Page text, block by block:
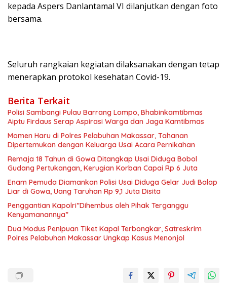
kepada Aspers Danlantamal VI dilanjutkan dengan foto
bersama.
Seluruh rangkaian kegiatan dilaksanakan dengan tetap
menerapkan protokol kesehatan Covid-19.
Berita Terkait
Polisi Sambangi Pulau Barrang Lompo, Bhabinkamtibmas
Aiptu Firdaus Serap Aspirasi Warga dan Jaga Kamtibmas
Momen Haru di Polres Pelabuhan Makassar, Tahanan
Dipertemukan dengan Keluarga Usai Acara Pernikahan
Remaja 18 Tahun di Gowa Ditangkap Usai Diduga Bobol
Gudang Pertukangan, Kerugian Korban Capai Rp 6 Juta
Enam Pemuda Diamankan Polisi Usai Diduga Gelar Judi Balap
Liar di Gowa, Uang Taruhan Rp 9,1 Juta Disita
Penggantian Kapolri”Dihembus oleh Pihak Terganggu
Kenyamanannya”
Dua Modus Penipuan Tiket Kapal Terbongkar, Satreskrim
Polres Pelabuhan Makassar Ungkap Kasus Menonjol